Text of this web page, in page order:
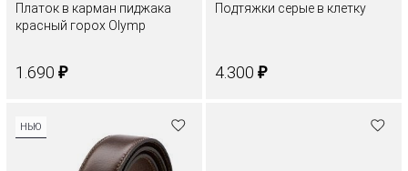
Платок в карман пиджака
красный горох Olymp
1.690 ₽
Подтяжки серые в клетку
4.300 ₽
НЬЮ